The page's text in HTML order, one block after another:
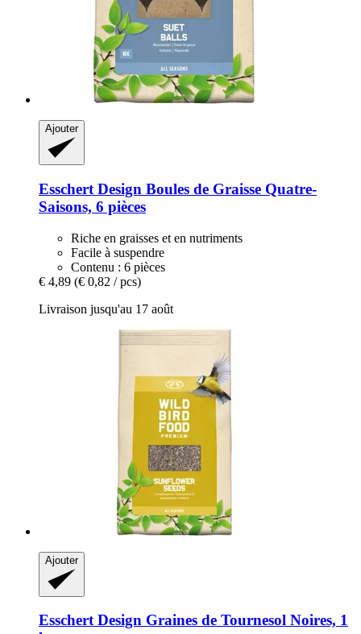
Ajouter
Esschert Design Boules de Graisse Quatre-​
Saisons, 6 pièces
Riche en graisses et en nutriments
Facile à suspendre
Contenu : 6 pièces
€ 4,89 (€ 0,82 / pcs)
Livraison jusqu'au 17 août
Ajouter
Esschert Design Graines de Tournesol Noires, 1